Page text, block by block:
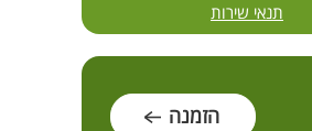
תנאי שירות
הזמנה